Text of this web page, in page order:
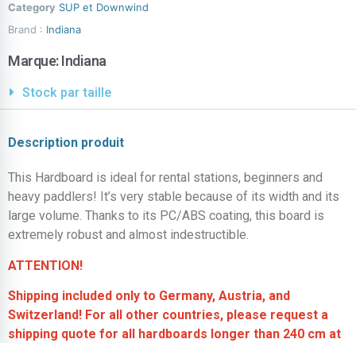
Category SUP et Downwind
Brand : Indiana
Marque:Indiana
Stock par taille
Description produit
This Hardboard is ideal for rental stations, beginners and
heavy paddlers! It’s very stable because of its width and its
large volume. Thanks to its PC/ABS coating, this board is
extremely robust and almost indestructible.
ATTENTION!
Shipping included only to Germany, Austria, and
Switzerland! For all other countries, please request a
shipping quote for all hardboards longer than 240 cm at